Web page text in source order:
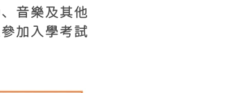
音樂及其他
加入學考試